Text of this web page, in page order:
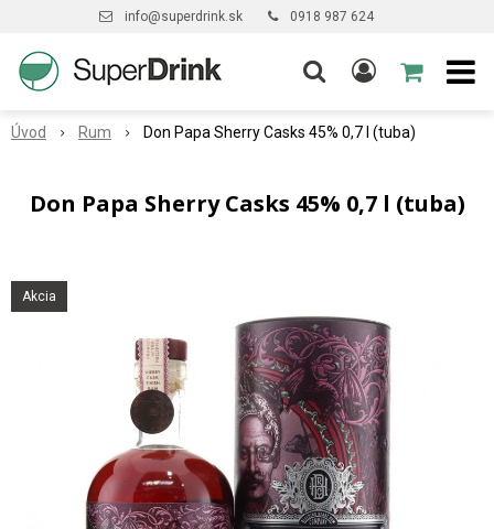
info@superdrink.sk 0918 987 624
Úvod Rum Don Papa Sherry Casks 45% 0,7 l (tuba)
Don Papa Sherry Casks 45% 0,7 l (tuba)
Akcia